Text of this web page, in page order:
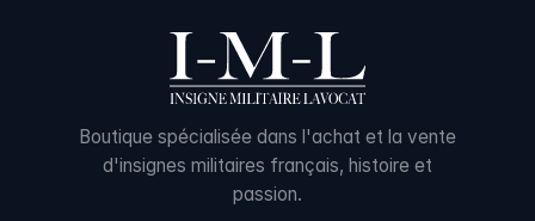
Boutique spécialisée dans l'achat et la vente
d'insignes militaires français, histoire et
passion.